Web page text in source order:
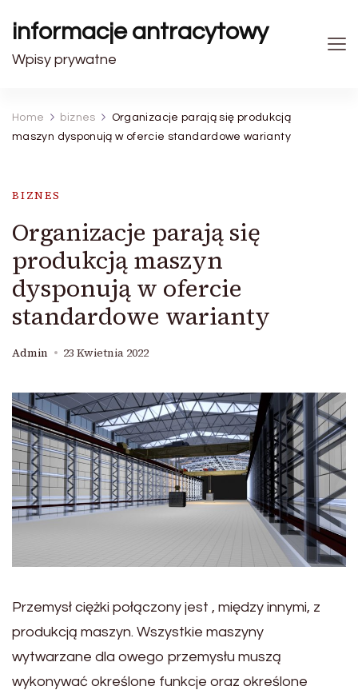
informacje antracytowy
Wpisy prywatne
Home biznes
Organizacje parają się produkcją
maszyn dysponują w ofercie standardowe warianty
BIZNES
Organizacje parają się
produkcją maszyn
dysponują w ofercie
standardowe warianty
Admin 23 Kwietnia 2022
Przemysł ciężki połączony jest , między innymi, z
produkcją maszyn. Wszystkie maszyny
wytwarzane dla owego przemysłu muszą
wykonywać określone funkcje oraz określone